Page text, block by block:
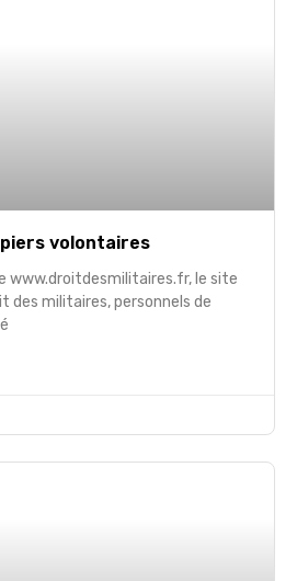
volontaires
www.droitdesmilitaires.fr, le site
des militaires, personnels de